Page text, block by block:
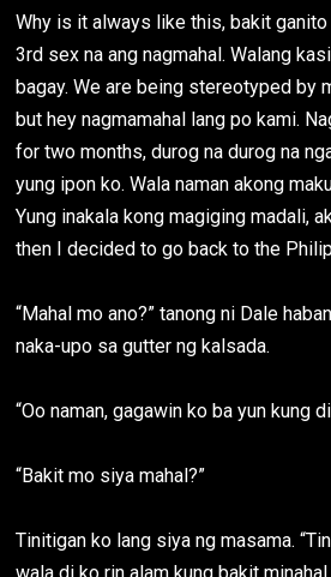
Why is it always like this, bakit
3rd sex na ang nagmahal. Walang
bagay. We are being stereotyped by
but hey nagmamahal lang po kami.
for two months, durog na durog na
yung ipon ko. Wala naman akong
Yung inakala kong magiging madali,
then I decided to go back to the
“Mahal mo ano?” tanong ni Dale
naka-upo sa gutter ng kalsada.
“Oo naman, gagawin ko ba yun kung
“Bakit mo siya mahal?”
Tinitigan ko lang siya ng masama.